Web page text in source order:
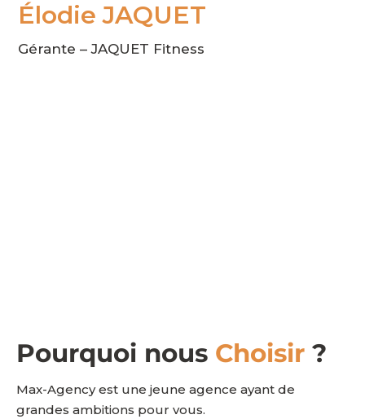
Élodie JAQUET
Gérante – JAQUET Fitness
Pourquoi nous Choisir ?
Max-Agency est une jeune agence ayant de
grandes ambitions pour vous.